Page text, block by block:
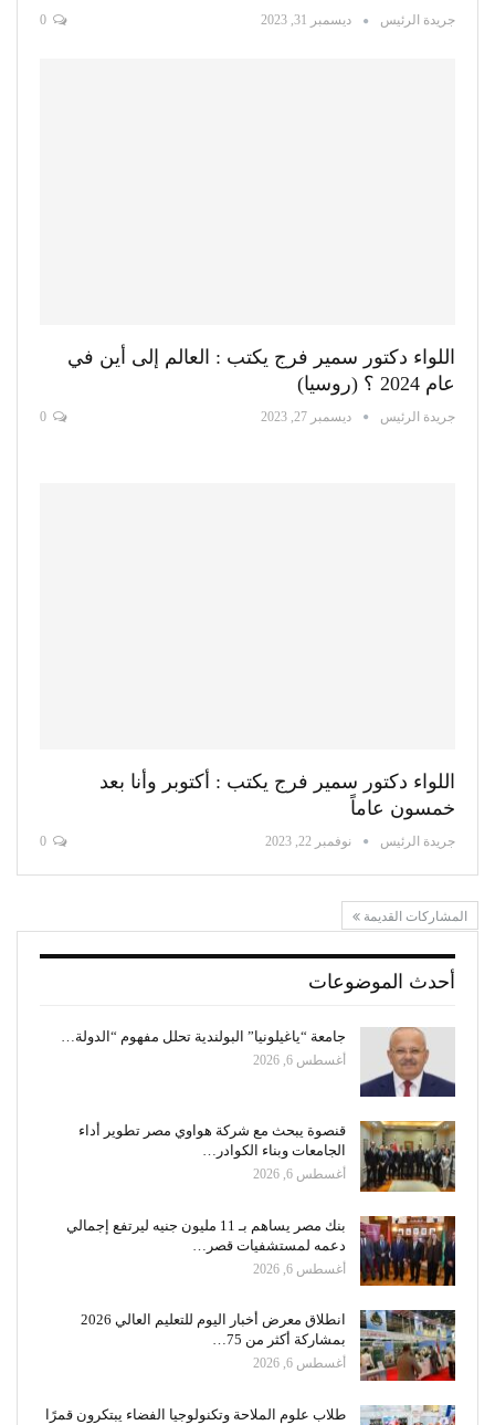
جريدة الرئيس ديسمبر 31, 2023
اللواء دكتور سمير فرج يكتب : العالم إلى أين في
عام 2024 ؟ (روسيا)
جريدة الرئيس ديسمبر 27, 2023
اللواء دكتور سمير فرج يكتب : أكتوبر وأنا بعد
خمسون عاماً
جريدة الرئيس نوفمبر 22, 2023
المشاركات القديمة
أحدث الموضوعات
جامعة “ياغيلونيا” البولندية تحلل مفهوم “الدولة…
أغسطس 6, 2026
قنصوة يبحث مع شركة هواوي مصر تطوير أداء
الجامعات وبناء الكوادر…
أغسطس 6, 2026
بنك مصر يساهم بـ 11 مليون جنيه ليرتفع إجمالي
دعمه لمستشفيات قصر…
أغسطس 6, 2026
انطلاق معرض أخبار اليوم للتعليم العالي 2026
بمشاركة أكثر من 75…
أغسطس 6, 2026
طلاب علوم الملاحة وتكنولوجيا الفضاء يبتكرون قمرًا